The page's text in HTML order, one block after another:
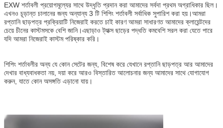
EXW শর্তাবলী প্রয়োগমূল্যের সাথে উদ্ধৃতি প্রদান করা আমাদের সর্বদা প্রথম অগ্রাধিকার ছিল।
এখনও চূড়ান্ত চালানের জন্য অন্যান্য 3 টি শিপিং শর্তাবলী সর্বাধিক সুপারিশ করা হয়।আমরা
রপ্তানি ছাড়পত্র প্রক্রিয়াটি নিজেরাই করতে চাই কারণ আমরা সাধারণত আমাদের ক্লায়েন্টদের
চেয়ে চীনের কাস্টমসকে বেশি জানি।এছাড়াও ট্যাক্স ছাড়ের পদ্ধতি কমবেশি সরল করা যেতে পারে
যদি আমরা নিজেরাই কাস্টম পরিষ্কার করি।
শিপিং শর্তাবলীর অন্য যে কোন সেটের জন্য, বিশেষ করে যেখানে রপ্তানি ছাড়পত্র আর আমাদের
দেখার বাধ্যবাধকতা নয়, দয়া করে আরও বিস্তারিত আলোচনার জন্য আমাদের সাথে যোগাযোগ
করুন, যাতে কোন অসঙ্গতি এড়ানো যায়।